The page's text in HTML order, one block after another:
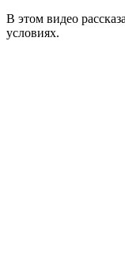
В этом видео
условиях.